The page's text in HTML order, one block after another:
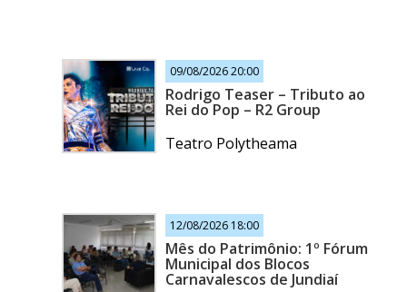
09/08/2026 20:00
Rodrigo Teaser – Tributo ao
Rei do Pop – R2 Group
Teatro Polytheama
12/08/2026 18:00
Mês do Patrimônio: 1º Fórum
Municipal dos Blocos
Carnavalescos de Jundiaí